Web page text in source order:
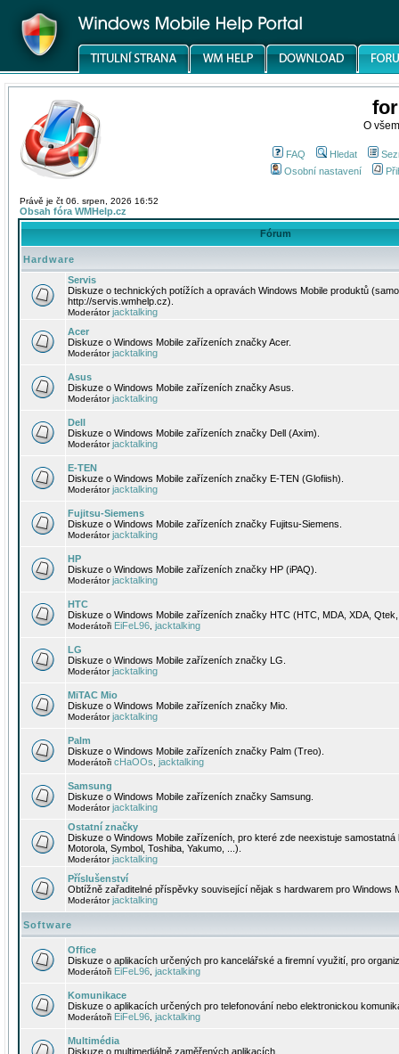
O
FAQ Hledat
Osobní nastavení
Právě je čt 06. srpen, 2026 16:52
Obsah fóra WMHelp.cz
Fórum
Hardware
Servis
Diskuze o technických potížích a opravách Windows Mobile produktů
http://servis.wmhelp.cz).
Moderátorjacktalking
Acer
Diskuze o Windows Mobile zařízeních značky Acer.
Moderátorjacktalking
Asus
Diskuze o Windows Mobile zařízeních značky Asus.
Moderátorjacktalking
Dell
Diskuze o Windows Mobile zařízeních značky Dell (Axim).
Moderátorjacktalking
E-TEN
Diskuze o Windows Mobile zařízeních značky E-TEN (Glofiish).
Moderátorjacktalking
Fujitsu-Siemens
Diskuze o Windows Mobile zařízeních značky Fujitsu-Siemens.
Moderátorjacktalking
HP
Diskuze o Windows Mobile zařízeních značky HP (iPAQ).
Moderátorjacktalking
HTC
Diskuze o Windows Mobile zařízeních značky HTC (HTC, MDA, XDA,
Moderátoři EiFeL96 jacktalking
LG
Diskuze o Windows Mobile zařízeních značky LG.
Moderátorjacktalking
MiTAC Mio
Diskuze o Windows Mobile zařízeních značky Mio.
Moderátorjacktalking
Palm
Diskuze o Windows Mobile zařízeních značky Palm (Treo).
Moderátoři cHaOOs jacktalking
Samsung
Diskuze o Windows Mobile zařízeních značky Samsung.
Moderátorjacktalking
Ostatní značky
Diskuze o Windows Mobile zařízeních, pro které zde neexistuje
Motorola, Symbol, Toshiba, Yakumo, ...).
Moderátorjacktalking
Příslušenství
Obtížně zařaditelné příspěvky související nějak s hardwarem pro Windows
Moderátorjacktalking
Software
Office
Diskuze o aplikacích určených pro kancelářské a firemní využití, pro
Moderátoři EiFeL96 jacktalking
Komunikace
Diskuze o aplikacích určených pro telefonování nebo elektronickou
Moderátoři EiFeL96 jacktalking
Multimédia
Diskuze o multimediálně zaměřených aplikacích.